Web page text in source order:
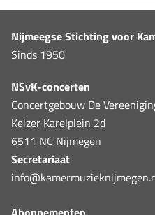
Nijmeegse Stichting voor
Sinds 1950
NSvK-concerten
Concertgebouw De
Keizer Karelplein 2d
6511 NC Nijmegen
Secretariaat